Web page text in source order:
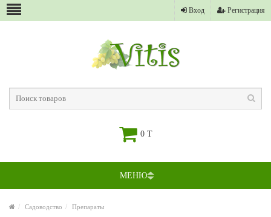
Вход Регистрация
0 T
МЕНЮ
Садоводство Препараты